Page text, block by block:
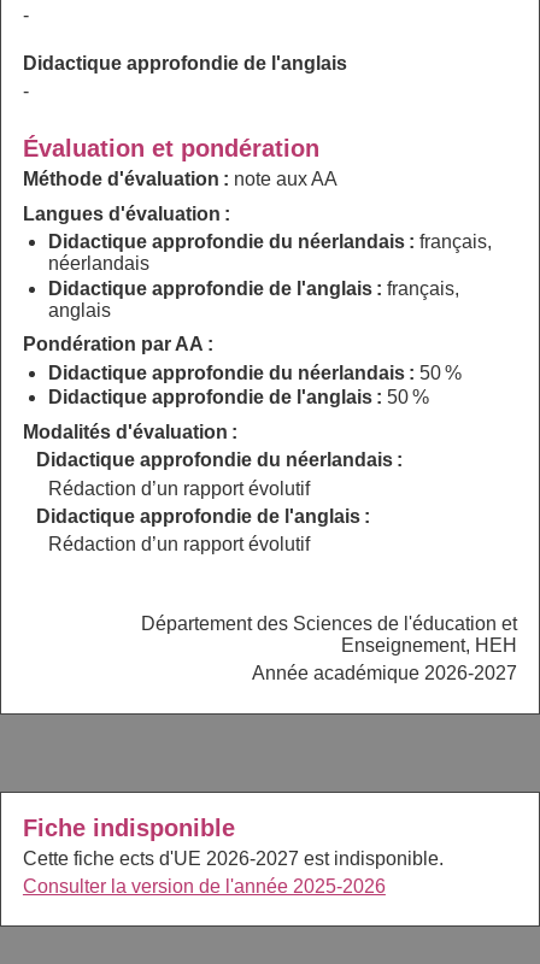
-
Didactique approfondie de l'anglais
-
Évaluation et pondération
Méthode d'évaluation : note aux AA
Langues d'évaluation :
Didactique approfondie du néerlandais :français,
néerlandais
Didactique approfondie de l'anglais :français,
anglais
Pondération par AA :
Didactique approfondie du néerlandais :50 %
Didactique approfondie de l'anglais :50 %
Modalités d'évaluation :
Didactique approfondie du néerlandais :
Rédaction d’un rapport évolutif
Didactique approfondie de l'anglais :
Rédaction d’un rapport évolutif
Département des Sciences de l'éducation et
Enseignement, HEH
Année académique 2026-2027
Fiche indisponible
Cette fiche ects d'UE 2026-2027 est indisponible.
Consulter la version de l'année 2025-2026